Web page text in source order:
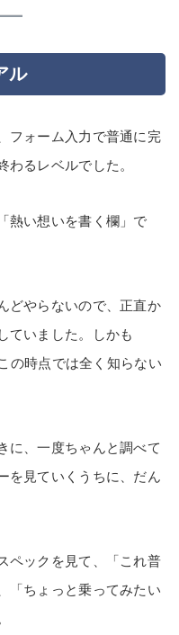
ル
フォーム入力で普通に完
るレベルでした。
熱い想いを書く欄」で
どやらないので、正直か
ていました。しかも
の時点では全く知らない
に、一度ちゃんと調べて
を見ていくうちに、だん
ペックを見て、「これ普
「ちょっと乗ってみたい